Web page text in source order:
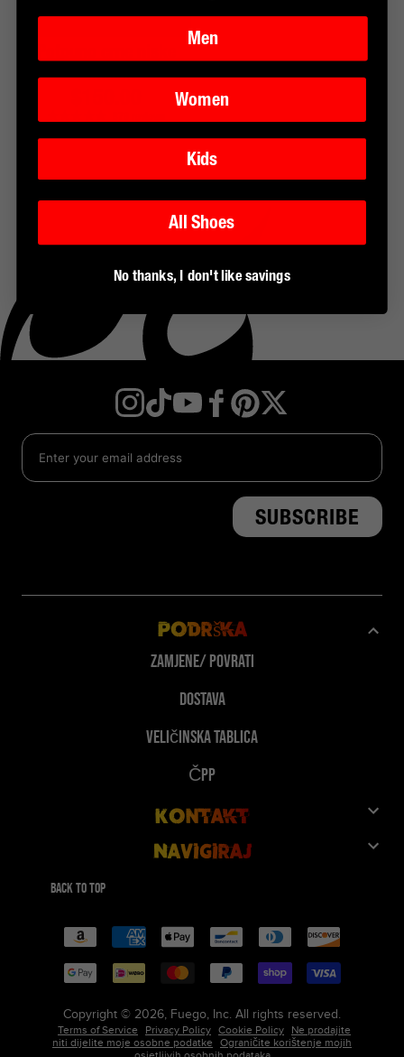
tenisice
cijena
Instagram
TikTokYouTube
Facebook
Pinterest
Twitter
Podrška
Zamjene/ Povrati
Dostava
Veličinska tablica
ČPP
Kontakt
Korisnička služba
Suradnje
Veleprodaja
Karijere
Navigiraj
Tehnologija
Naša Priča
Back to top
plačanja
Copyright © 2026, Fuego, Inc. All rights reserved.
Terms of Service Privacy Policy Cookie Policy
Ne prodajite
niti dijelite moje osobne podatke
Ograničite korištenje mojih
Men
Women
Kids
All Shoes
No thanks, I don't like savings